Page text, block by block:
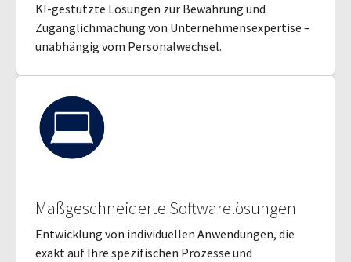
KI-gestützte Lösungen zur Bewahrung und
Zugänglichmachung von Unternehmensexpertise –
unabhängig vom Personalwechsel.
Maßgeschneiderte Softwarelösungen
Entwicklung von individuellen Anwendungen, die
exakt auf Ihre spezifischen Prozesse und